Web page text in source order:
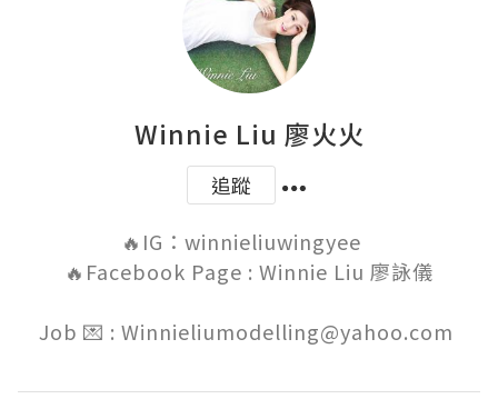
Winnie Liu 廖火火
追蹤
🔥IG：winnieliuwingyee
🔥Facebook Page : Winnie Liu 廖詠儀
Job 💌 : Winnieliumodelling@yahoo.com